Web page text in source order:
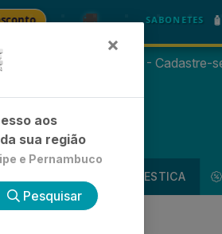
🚚 SABONETES 🧴
Não é cliente? - Cadastre-
UTILIDADE DOMESTICA
×
aos
sua região
e Pernambuco
Pesquisar